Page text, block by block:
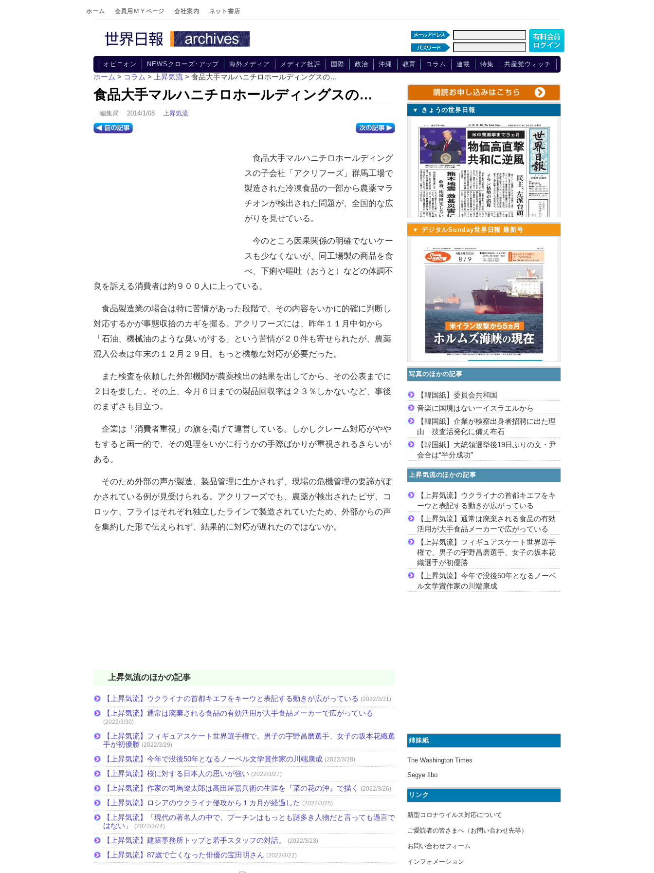
ホーム 会員用ＭＹページ 会社案内 ネット書店
オピニオン NEWSクローズ･アップ 海外メディア メディア批評 国際 政治 沖縄 教育 コラム 連載 特集 共産党ウォッチ
ホーム > コラム > 上昇気流 > 食品大手マルハニチロホールディングスの…
食品大手マルハニチロホールディングスの…
編集局 2014/1/08 上昇気流
食品大手マルハニチロホールディング
スの子会社「アクリフーズ」群馬工場で
製造された冷凍食品の一部から農薬マラ
チオンが検出された問題が、全国的な広
がりを見せている。
今のところ因果関係の明確でないケー
スも少なくないが、同工場製の商品を食
べ、下痢や嘔吐（おうと）などの体調不
良を訴える消費者は約９００人に上っている。
食品製造業の場合は特に苦情があった段階で、その内容をいかに的確に判断し
対応するかが事態収拾のカギを握る。アクリフーズには、昨年１１月中旬から
「石油、機械油のような臭いがする」という苦情が２０件も寄せられたが、農薬
混入公表は年末の１２月２９日。もっと機敏な対応が必要だった。
また検査を依頼した外部機関が農薬検出の結果を出してから、その公表までに
２日を要した。その上、今月６日までの製品回収率は２３％しかないなど、事後
のまずさも目立つ。
企業は「消費者重視」の旗を掲げて運営している。しかしクレーム対応がやや
もすると画一的で、その処理をいかに行うかの手際ばかりが重視されるきらいが
ある。
そのため外部の声が製造、製品管理に生かされず、現場の危機管理の要諦がぼ
かされている例が見受けられる。アクリフーズでも、農薬が検出されたピザ、コ
ロッケ、フライはそれぞれ独立したラインで製造されていたため、外部からの声
を集約した形で伝えられず、結果的に対応が遅れたのではないか。
上昇気流のほかの記事
【上昇気流】ウクライナの首都キエフをキーウと表記する動きが広がっている (2022/3/31)
【上昇気流】通常は廃棄される食品の有効活用が大手食品メーカーで広がっている
(2022/3/30)
【上昇気流】フィギュアスケート世界選手権で、男子の宇野昌磨選手、女子の坂本花織選
手が初優勝 (2022/3/29)
【上昇気流】今年で没後50年となるノーベル文学賞作家の川端康成 (2022/3/28)
【上昇気流】桜に対する日本人の思いが強い (2022/3/27)
【上昇気流】作家の司馬遼太郎は高田屋嘉兵衛の生涯を『菜の花の沖』で描く (2022/3/26)
【上昇気流】ロシアのウクライナ侵攻から１カ月が経過した (2022/3/25)
【上昇気流】「現代の著名人の中で、プーチンはもっとも謎多き人物だと言っても過言で
はない」
(2022/3/24)
【上昇気流】建築事務所トップと若手スタッフの対話。 (2022/3/23)
【上昇気流】87歳で亡くなった俳優の宝田明さん (2022/3/22)
▼ きょうの世界日報
▼ デジタルSunday世界日報 最新号
写真のほかの記事
【韓国紙】委員会共和国
音楽に国境はないーイスラエルから
【韓国紙】企業が検察出身者招聘に出た理
由 捜査活発化に備え布石
【韓国紙】大統領選挙後19日ぶりの文・尹
会合は“半分成功”
上昇気流のほかの記事
【上昇気流】ウクライナの首都キエフをキ
ーウと表記する動きが広がっている
【上昇気流】通常は廃棄される食品の有効
活用が大手食品メーカーで広がっている
【上昇気流】フィギュアスケート世界選手
権で、男子の宇野昌磨選手、女子の坂本花
織選手が初優勝
【上昇気流】今年で没後50年となるノーベ
ル文学賞作家の川端康成
姉妹紙
The Washington Times
Segye Ilbo
リンク
新型コロナウイルス対応について
ご愛読者の皆さまへ（お問い合わせ先等）
お問い合わせフォーム
インフォメーション